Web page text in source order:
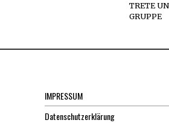
TRETE
GRUPPE
IMPRESSUM
Datenschutzerklärung